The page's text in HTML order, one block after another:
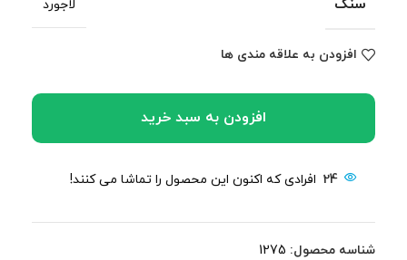
سنگ لاجورد
افزودن به علاقه مندی ها
افزودن به سبد خرید
24 افرادی که اکنون این محصول را تماشا می کنند!
شناسه محصول: 1275